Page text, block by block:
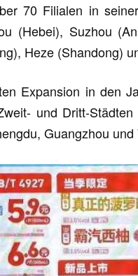
70 Filialen in
(Hebei), Suzhou
Heze (Shandong)
Expansion in den
und Dritt-
Guangzhou